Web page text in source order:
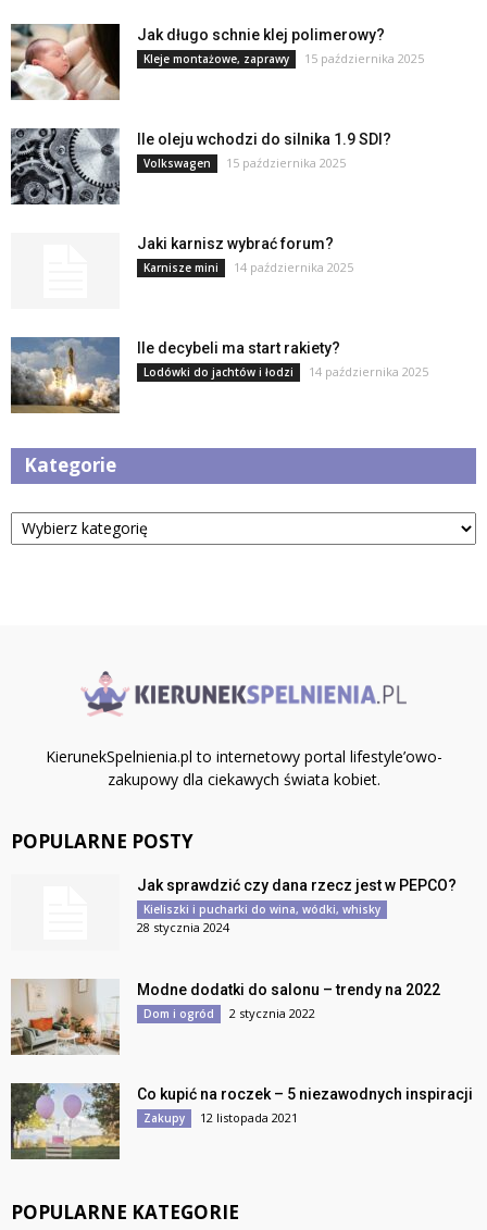
Jak długo schnie klej polimerowy?
Kleje montażowe, zaprawy 15 października 2025
Ile oleju wchodzi do silnika 1.9 SDI?
Volkswagen 15 października 2025
Jaki karnisz wybrać forum?
Karnisze mini 14 października 2025
Ile decybeli ma start rakiety?
Lodówki do jachtów i łodzi 14 października 2025
Kategorie
Kategorie
KierunekSpelnienia.pl to internetowy portal lifestyle’owo-
zakupowy dla ciekawych świata kobiet.
POPULARNE POSTY
Jak sprawdzić czy dana rzecz jest w PEPCO?
Kieliszki i pucharki do wina, wódki, whisky
28 stycznia 2024
Modne dodatki do salonu – trendy na 2022
Dom i ogród 2 stycznia 2022
Co kupić na roczek – 5 niezawodnych inspiracji
Zakupy 12 listopada 2021
POPULARNE KATEGORIE